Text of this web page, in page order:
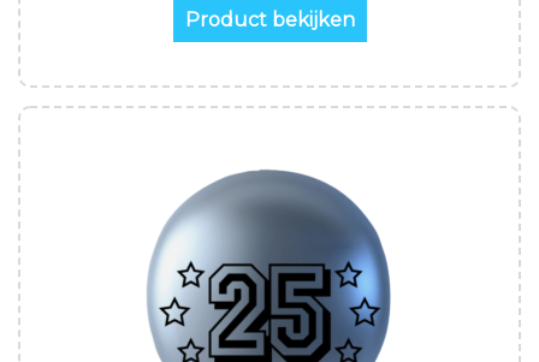
Product bekijken